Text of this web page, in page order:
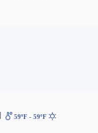
59ºF - 59ºF